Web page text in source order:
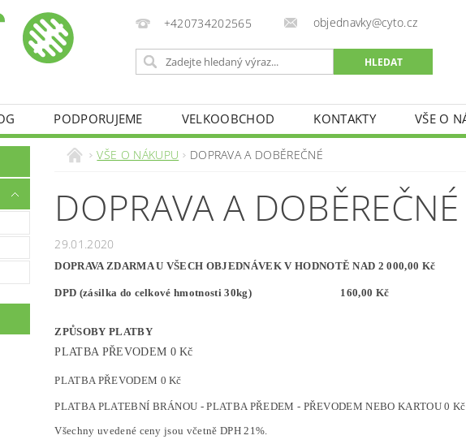
+420734202565 objednavky@cyto.cz
PODPORUJEME VELKOOBCHOD KONTAKTY VŠE O
VŠE O NÁKUPU DOPRAVA A DOBĚREČNÉ
DOPRAVA A DOBĚREČNÉ
29.01.2020
DOPRAVA ZDARMA U VŠECH OBJEDNÁVEK V HODNOTĚ NAD 2 000,00 Kč
DPD (zásilka do celkové hmotnosti 30kg) 160,00 Kč
ZPŮSOBY PLATBY
PLATBA PŘEVODEM 0 Kč
PLATBA PŘEVODEM 0 Kč
PLATBA PLATEBNÍ BRÁNOU - PLATBA PŘEDEM - PŘEVODEM NEBO KARTOU 0 Kč
Všechny uvedené ceny jsou včetně DPH 21%.